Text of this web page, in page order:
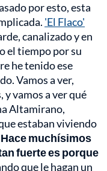
por esto, esta
'El Flaco'
canalizado y en
el tiempo por su
he tenido ese
Vamos a ver,
y vamos a ver qué
Altamirano,
estaban viviendo
Hace muchísimos
fuerte es porque
que le hagan un